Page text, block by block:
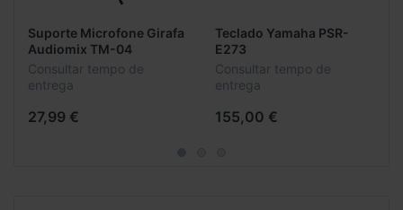
Suporte Microfone Girafa
Audiomix TM-04
Consultar tempo de
entrega
27,99 €
Teclado Yamaha PSR-
E273
Consultar tempo de
entrega
155,00 €